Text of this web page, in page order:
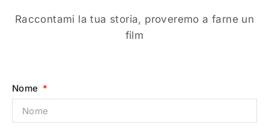
Raccontami la tua storia, proveremo a farne un
film
Nome